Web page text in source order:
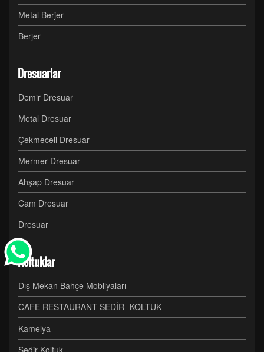
Metal Berjer
Berjer
Dresuarlar
Demir Dresuar
Metal Dresuar
Çekmeceli Dresuar
Mermer Dresuar
Ahşap Dresuar
Cam Dresuar
Dresuar
Koltuklar
Dış Mekan Bahçe Mobilyaları
CAFE RESTAURANT SEDİR -KOLTUK
Kamelya
Sedir Koltuk